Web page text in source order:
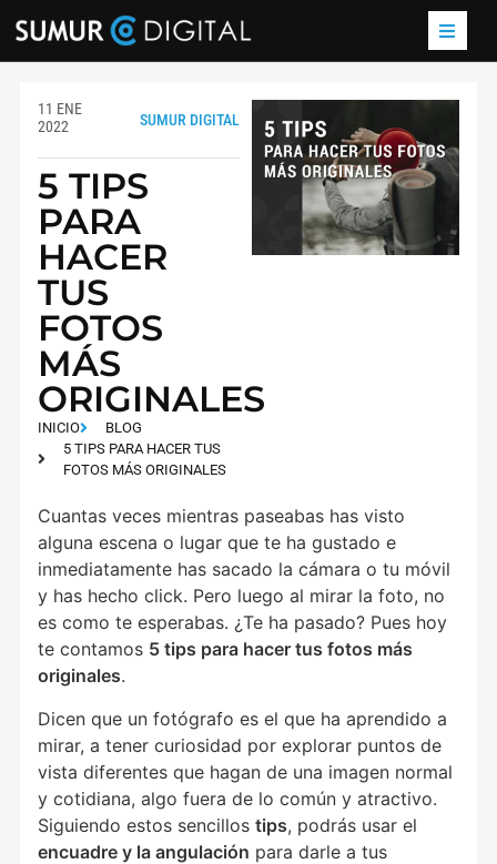
11 ENE
2022
SUMUR DIGITAL
5 TIPS
PARA
HACER
TUS
FOTOS
MÁS
ORIGINALES
INICIO
BLOG
5 TIPS PARA HACER TUS
FOTOS MÁS ORIGINALES
Cuantas veces mientras paseabas has visto
alguna escena o lugar que te ha gustado e
inmediatamente has sacado la cámara o tu móvil
y has hecho click. Pero luego al mirar la foto, no
es como te esperabas. ¿Te ha pasado? Pues hoy
te contamos 5 tips para hacer tus fotos más
originales.
Dicen que un fotógrafo es el que ha aprendido a
mirar, a tener curiosidad por explorar puntos de
vista diferentes que hagan de una imagen normal
y cotidiana, algo fuera de lo común y atractivo.
Siguiendo estos sencillostips, podrás usar el
encuadre y la angulación para darle a tus